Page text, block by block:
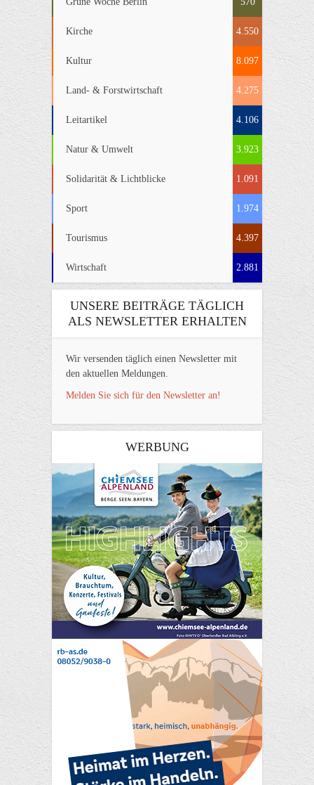
Kirche 4.550
Kultur 8.097
Land- & Forstwirtschaft 4.275
Leitartikel 4.106
Natur & Umwelt 3.923
Solidarität & Lichtblicke 1.091
Sport 1.974
Tourismus 4.397
Wirtschaft 2.881
UNSERE BEITRÄGE TÄGLICH
ALS NEWSLETTER ERHALTEN
Wir versenden täglich einen Newsletter mit
den aktuellen Meldungen.
Melden Sie sich für den Newsletter an!
WERBUNG